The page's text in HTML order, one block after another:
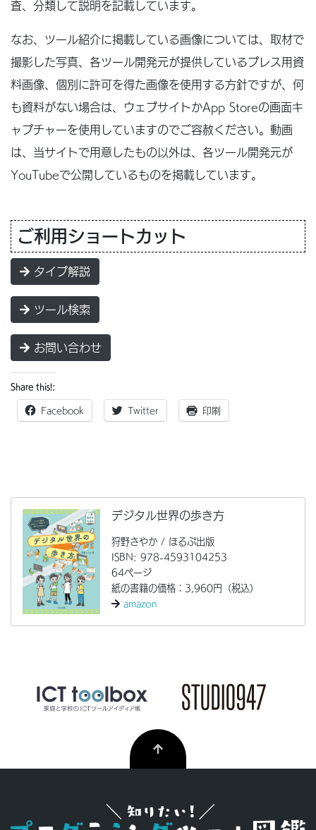
査、分類して説明を記載しています。
なお、ツール紹介に掲載している画像については、取材で
撮影した写真、各ツール開発元が提供しているプレス用資
料画像、個別に許可を得た画像を使用する方針ですが、何
も資料がない場合は、ウェブサイトかApp Storeの画面キ
ャプチャーを使用していますのでご容赦ください。動画
は、当サイトで用意したもの以外は、各ツール開発元が
YouTubeで公開しているものを掲載しています。
ご利用ショートカット
タイプ解説
ツール検索
お問い合わせ
Share this!:
Facebook Twitter 印刷
デジタル世界の歩き方
狩野さやか / ほるぷ出版
ISBN: 978-4593104253
64ページ
紙の書籍の価格：3,960円（税込）
amazon